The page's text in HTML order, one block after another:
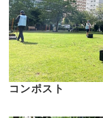
コンポスト